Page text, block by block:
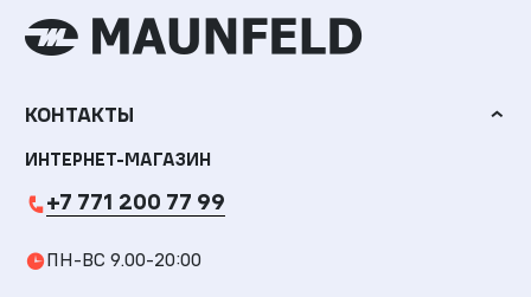
КОНТАКТЫ
ИНТЕРНЕТ-МАГАЗИН
+7 771 200 77 99
ПН-ВС 9.00-20:00